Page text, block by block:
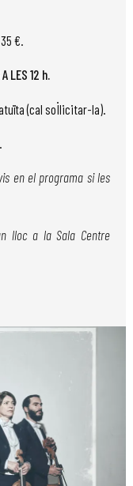
€.
LES 12 h.
(cal sol·licitar-la).
en el programa si les
lloc a la Sala Centre